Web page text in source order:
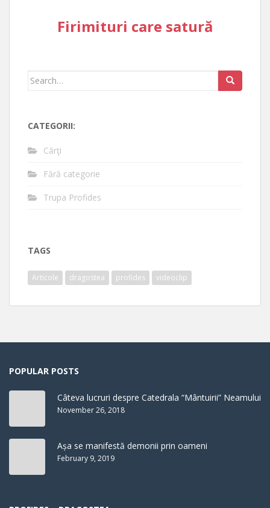
Firimituri care satură
Search
CATEGORII:
Cărţi
Fără categorie
Trupa Profides
TAGS
Articole dragostea profides videoclip
POPULAR POSTS
Câteva lucruri despre Catedrala “Mântuirii” Neamului
November 26, 2018
Așa se manifestă demonii prin oameni
February 9, 2019